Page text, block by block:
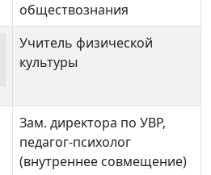
обществознания
Учитель физической
культуры
Зам. директора по УВР,
педагог-психолог
(внутреннее совмещение)